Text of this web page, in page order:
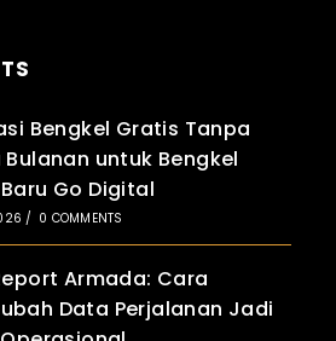
Bengkel Gratis Tanpa
Bulanan untuk Bengkel
Go Digital
/ 0 COMMENTS
Armada: Cara
Data Perjalanan Jadi